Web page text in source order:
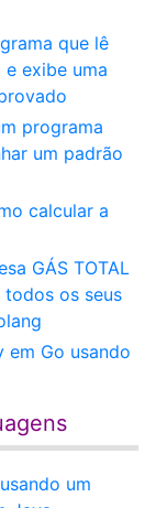
que lê
exibe uma
programa
um padrão
calcular a
GÁS TOTAL
os seus
em Go usando
um